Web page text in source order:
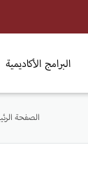
البرامج الأكاديمية
الصفحة